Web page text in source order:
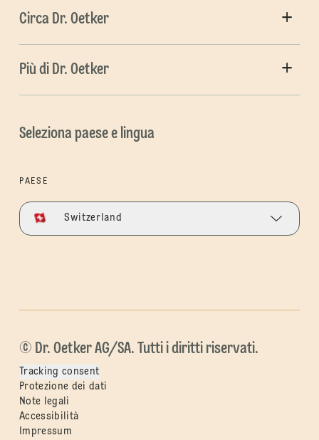
Circa Dr. Oetker
Più di Dr. Oetker
Seleziona paese e lingua
PAESE
Switzerland
© Dr. Oetker AG/SA. Tutti i diritti riservati.
Tracking consent
Protezione dei dati
Note legali
Accessibilità
Impressum